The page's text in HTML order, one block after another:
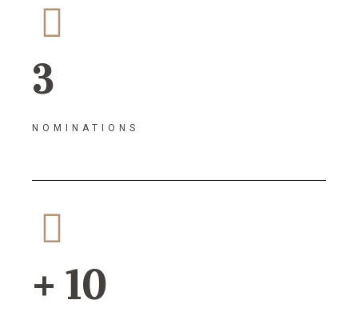
3
NOMINATIONS
+ 10